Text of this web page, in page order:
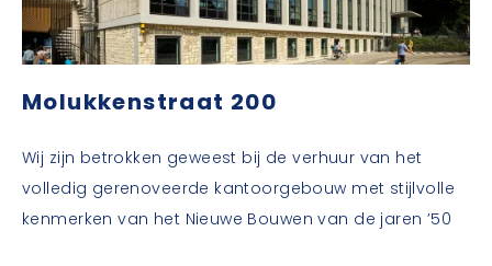
Molukkenstraat 200
Wij zijn betrokken geweest bij de verhuur van het
volledig gerenoveerde kantoorgebouw met stijlvolle
kenmerken van het Nieuwe Bouwen van de jaren ’50